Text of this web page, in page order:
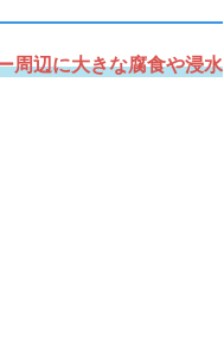
周辺に大きな腐食や浸水